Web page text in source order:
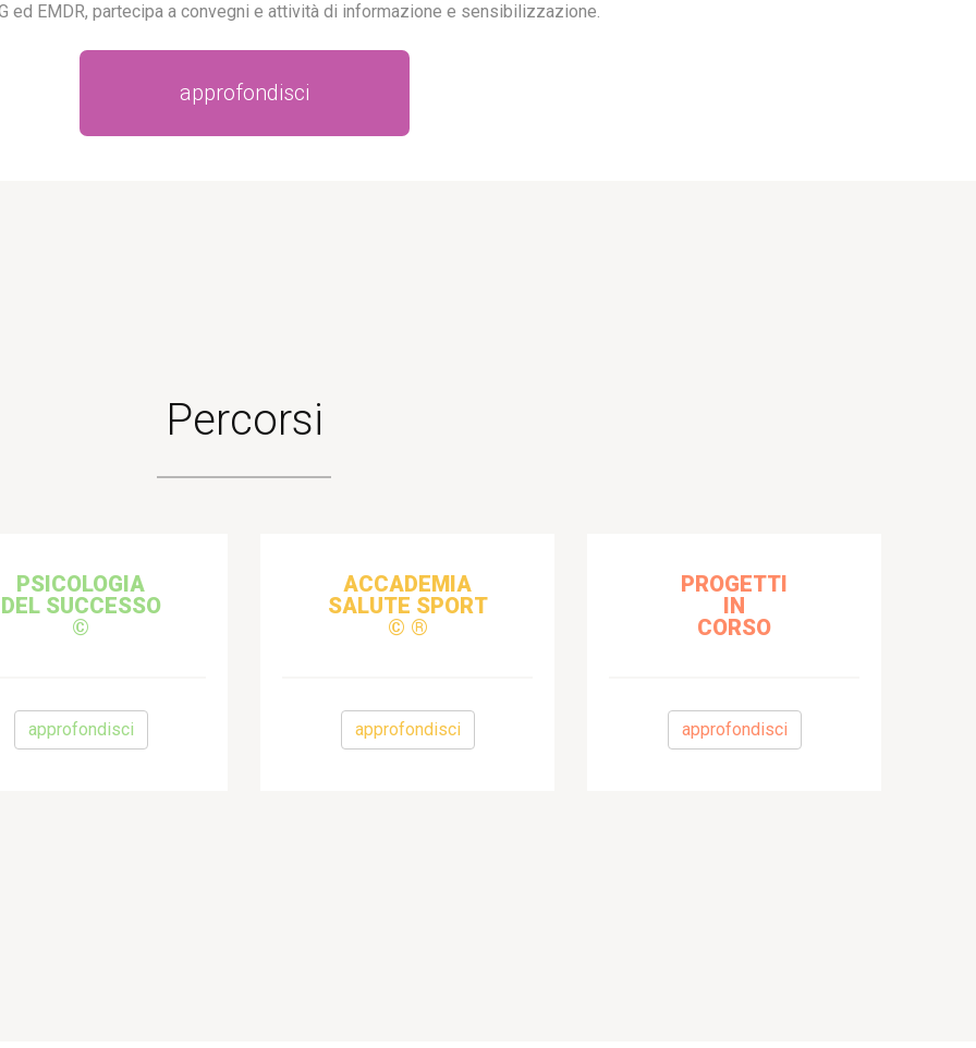
ed EMDR, partecipa a convegni e attività di informazione e sensibilizzazione.
approfondisci
Percorsi
PSICOLOGIA
DEL SUCCESSO
©
approfondisci
ACCADEMIA
SALUTE SPORT
© ®
approfondisci
PROGETTI
IN
CORSO
approfondisci